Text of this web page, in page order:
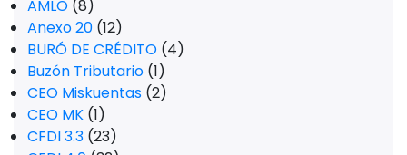
AMLO (8)
Anexo 20 (12)
BURÓ DE CRÉDITO (4)
Buzón Tributario (1)
CEO Miskuentas (2)
CEO MK (1)
CFDI 3.3 (23)